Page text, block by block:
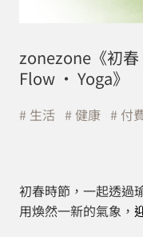
zonezone《初
Flow · Yoga》
生活 健康 付
初春時節，一起透過
用煥然一新的氣象，